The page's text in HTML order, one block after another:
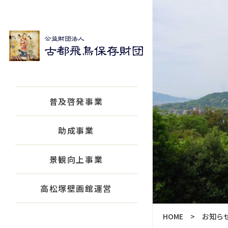
普及啓発事業
助成事業
景観向上事業
高松塚壁画館運営
HOME お知ら